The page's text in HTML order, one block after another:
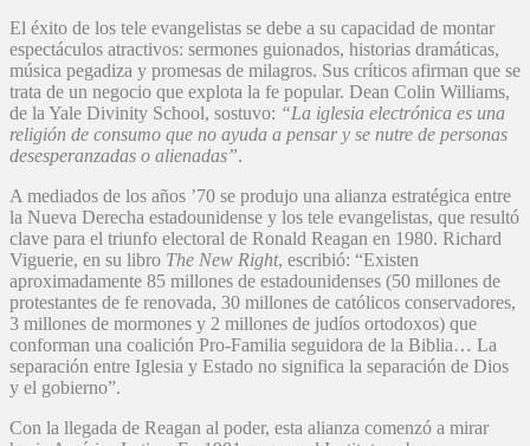
El éxito de los tele evangelistas se debe a su capacidad de montar
espectáculos atractivos: sermones guionados, historias dramáticas,
música pegadiza y promesas de milagros. Sus críticos afirman que se
trata de un negocio que explota la fe popular. Dean Colin Williams,
de la Yale Divinity School, sostuvo: “La iglesia electrónica es una
religión de consumo que no ayuda a pensar y se nutre de personas
desesperanzadas o alienadas”.
A mediados de los años ’70 se produjo una alianza estratégica entre
la Nueva Derecha estadounidense y los tele evangelistas, que resultó
clave para el triunfo electoral de Ronald Reagan en 1980. Richard
Viguerie, en su libro The New Right, escribió: “Existen
aproximadamente 85 millones de estadounidenses (50 millones de
protestantes de fe renovada, 30 millones de católicos conservadores,
3 millones de mormones y 2 millones de judíos ortodoxos) que
conforman una coalición Pro-Familia seguidora de la Biblia… La
separación entre Iglesia y Estado no significa la separación de Dios
y el gobierno”.
Con la llegada de Reagan al poder, esta alianza comenzó a mirar